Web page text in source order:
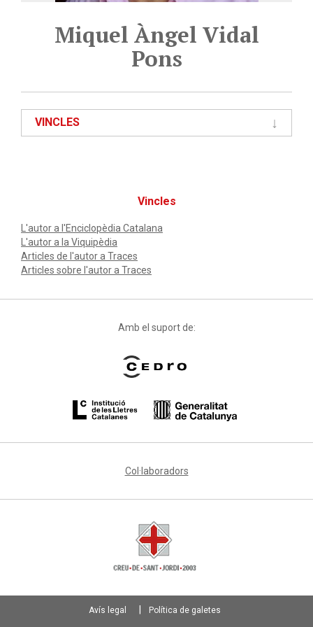
Miquel Àngel Vidal
Pons
VINCLES
Vincles
L'autor a l'Enciclopèdia Catalana
L'autor a la Viquipèdia
Articles de l'autor a Traces
Articles sobre l'autor a Traces
Amb el suport de:
Col·laboradors
Avís legal Política de galetes